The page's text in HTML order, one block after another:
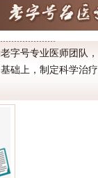
字号专业医师团队
础上，制定科学治